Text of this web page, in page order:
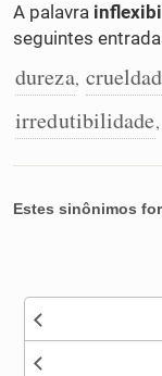
Cata-letras
Caça-palavras
A palavra
seguintes
dureza,
irredutibilidade,
Estes sinônimos
Nenhum dos